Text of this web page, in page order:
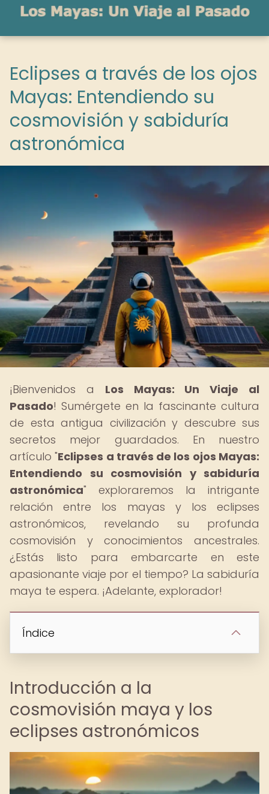
Eclipses a través de los ojos
Mayas: Entendiendo su
cosmovisión y sabiduría
astronómica
¡Bienvenidos a Los Mayas: Un Viaje al
Pasado! Sumérgete en la fascinante cultura
de esta antigua civilización y descubre sus
secretos mejor guardados. En nuestro
artículo "Eclipses a través de los ojos Mayas:
Entendiendo su cosmovisión y sabiduría
astronómica" exploraremos la intrigante
relación entre los mayas y los eclipses
astronómicos, revelando su profunda
cosmovisión y conocimientos ancestrales.
¿Estás listo para embarcarte en este
apasionante viaje por el tiempo? La sabiduría
maya te espera. ¡Adelante, explorador!
Índice
Introducción a la
cosmovisión maya y los
eclipses astronómicos